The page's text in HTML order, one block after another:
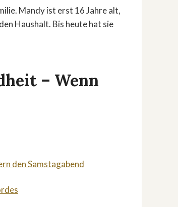
Mandy ist erst 16 Jahre alt,
Haushalt. Bis heute hat sie
– Wenn
den Samstagabend